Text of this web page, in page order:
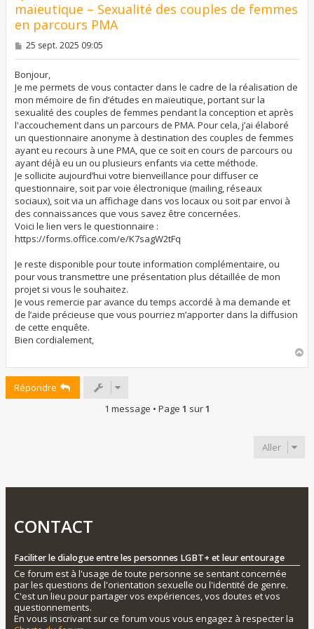
maïeutique – Sexualité des couples de femmes
en parcours PMA
M
s
a
g
e
25 sept. 2025 09:05
Bonjour,
Je me permets de vous contacter dans le cadre de la réalisation de
mon mémoire de fin d’études en maïeutique, portant sur la
sexualité des couples de femmes pendant la conception et après
l'accouchement dans un parcours de PMA. Pour cela, j’ai élaboré
un questionnaire anonyme à destination des couples de femmes
ayant eu recours à une PMA, que ce soit en cours de parcours ou
ayant déjà eu un ou plusieurs enfants via cette méthode.
Je sollicite aujourd’hui votre bienveillance pour diffuser ce
questionnaire, soit par voie électronique (mailing, réseaux
sociaux), soit via un affichage dans vos locaux ou soit par envoi à
des connaissances que vous savez être concernées.
Voici le lien vers le questionnaire :
https://forms.office.com/e/K7sagW2tFq
Je reste disponible pour toute information complémentaire, ou
pour vous transmettre une présentation plus détaillée de mon
projet si vous le souhaitez.
Je vous remercie par avance du temps accordé à ma demande et
de l’aide précieuse que vous pourriez m’apporter dans la diffusion
de cette enquête.
Bien cordialement,
Répondre
1 message • Page 1 sur1
Aller
CONTACT
Faciliter le dialogue entre les personnes LGBT+ et leur entourage
Ce forum est à l'usage de toute personne se sentant concernée
par les questions de l'orientation sexuelle ou l'identité de genre.
C'est un lieu pour partager vos expériences, vos doutes et vos
questionnements.
En vous inscrivant sur ce forum vous vous engagez à respecter la